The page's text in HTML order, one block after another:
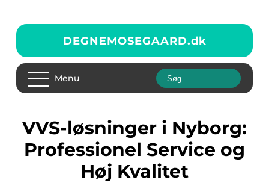
DEGNEMOSEGAARD.dk
Menu
VVS-løsninger i Nyborg:
Professionel Service og
Høj Kvalitet